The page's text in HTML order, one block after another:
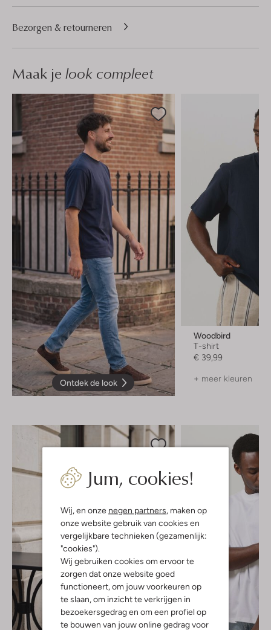
Jum, cookies!
Wij, en onze negen partners, maken op
onze website gebruik van cookies en
vergelijkbare technieken (gezamenlijk:
"cookies").
Wij gebruiken cookies om ervoor te
zorgen dat onze website goed
functioneert, om jouw voorkeuren op
te slaan, om inzicht te verkrijgen in
bezoekersgedrag en om een profiel op
te bouwen van jouw online gedrag voor
Bezorgen & retourneren
Maak je look compleet
Ontdek de look
Woodbird
T-shirt
€ 39,99
+ meer kleuren